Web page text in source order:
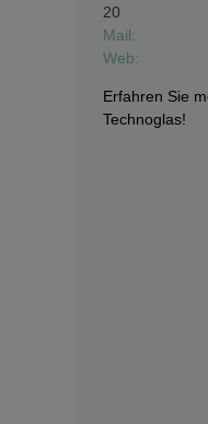
20
Mail:
Web:
Erfahren Sie
Technoglas!